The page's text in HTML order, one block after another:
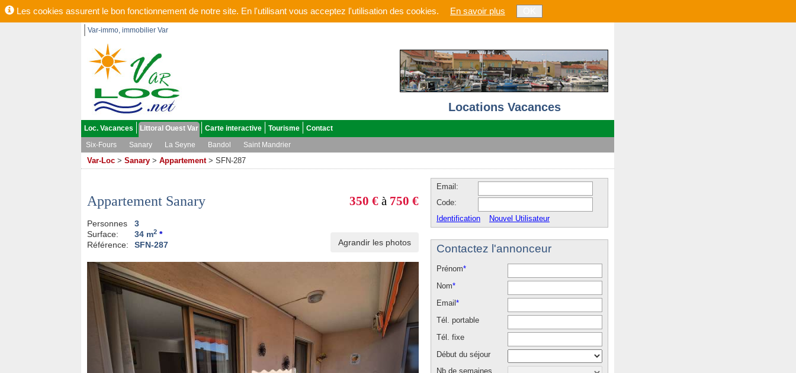
Les cookies assurent le bon fonctionnement de notre site. En l'utilisant vous acceptez l'utilisation des cookies. En savoir plus
Var-immo, immobilier Var
Locations Vacances
Loc. Vacances Littoral Ouest Var Carte interactive Tourisme
Contact
Six-Fours
Sanary La Seyne Bandol Saint Mandrier
Var-Loc > Sanary > Appartement > SFN-287
350 € à 750 €
Appartement Sanary
Personnes
3
Surface:
34 m2 *
Référence:
SFN-287 Agrandir les photos
Email:
Code:
Identification
Nouvel Utilisateur
Contactez l'annonceur
Prénom*
Nom*
Email *
Tél. portable
Tél. fixe
Début du séjour
Nb de semaines